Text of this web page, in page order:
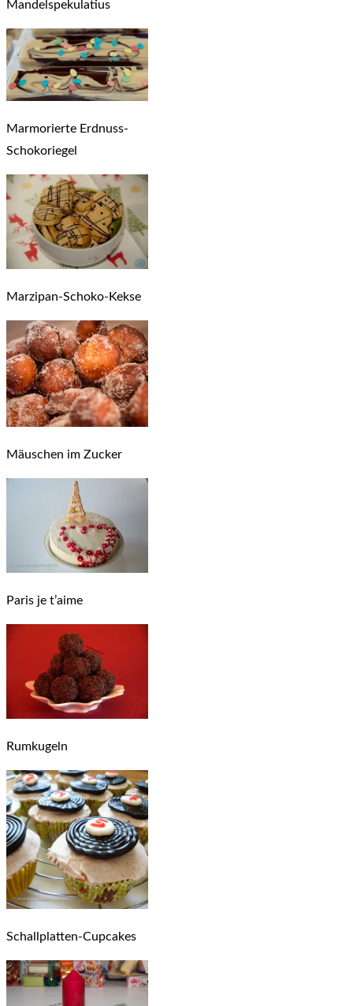
Mandelspekulatius
Marmorierte Erdnuss-
Schokoriegel
Marzipan-Schoko-Kekse
Mäuschen im Zucker
Paris je t’aime
Rumkugeln
Schallplatten-Cupcakes